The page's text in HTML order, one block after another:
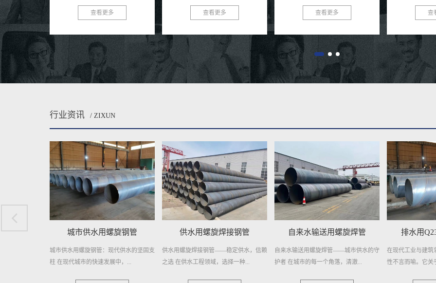
的长条管
水处理与排放领域，选择一款高效、
耐用的管材至关...
查看更多
种钢管以其独特的螺旋结构、优良的
防腐性能及出色的耐用性...
查看更多
的防腐钢管，默默承担着输送清洁水
源的重任。今天，就让我...
查看更多
越的性能和稳
用户的青睐。这
查
行业资讯 / ZIXUN
钢管 供水用螺旋焊接钢管
供水用螺旋焊接钢管——稳定供水，信赖
之选 在供水工程领域，选择一种...
自来水输送用螺旋焊管
自来水输送用螺旋焊管——城市供水的守
护者 在城市的每一个角落，清澈...
排水用Q235B螺旋钢管
在现代工业与建筑领域，排水系统的重要
性不言而喻。它关乎着工程的顺...
预制直埋
预制直埋聚氨酯保
节能的管道材料，